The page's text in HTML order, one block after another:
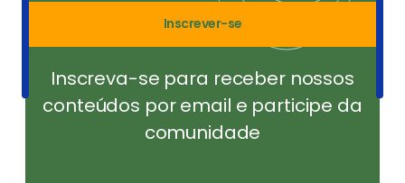
Inscrever-se
Inscreva-se para receber nossos
conteúdos por email e participe da
comunidade